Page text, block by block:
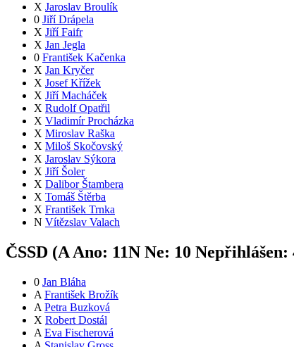
X Jaroslav Broulík
0 Jiří Drápela
X Jiří Faifr
X Jan Jegla
0 František Kačenka
X Jan Kryčer
X Josef Křížek
X Jiří Macháček
X Rudolf Opatřil
X Vladimír Procházka
X Miroslav Raška
X Miloš Skočovský
X Jaroslav Sýkora
X Jiří Šoler
X Dalibor Štambera
X Tomáš Štěrba
X František Trnka
N Vítězslav Valach
ČSSD (AAno: 11N Ne: 10 Nepřihlášen:
0 Jan Bláha
A František Brožík
A Petra Buzková
X Robert Dostál
A Eva Fischerová